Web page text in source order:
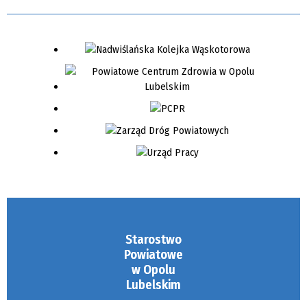
Starostwo
Powiatowe
w Opolu
Lubelskim